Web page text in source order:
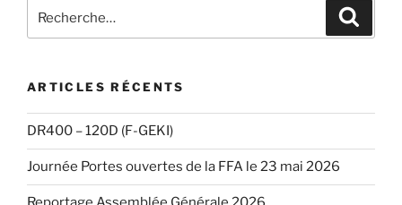
pour
ARTICLES RÉCENTS
DR400 – 120D (F-GEKI)
Journée Portes ouvertes de la FFA le 23 mai 2026